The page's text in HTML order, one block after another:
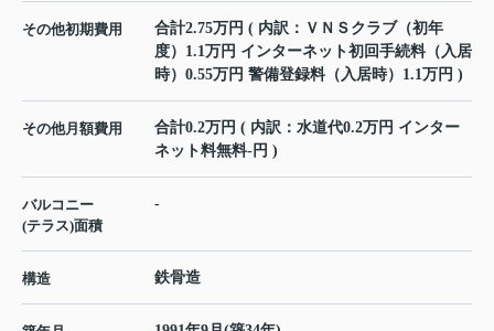
その他初期費用
合計2.75万円 ( 内訳：ＶＮＳクラブ（初年
度）1.1万円 インターネット初回手続料（入居
時）0.55万円 警備登録料（入居時）1.1万円 )
その他月額費用
合計0.2万円 ( 内訳：水道代0.2万円 インター
ネット料無料-円 )
バルコニー
(テラス)面積
-
構造 鉄骨造